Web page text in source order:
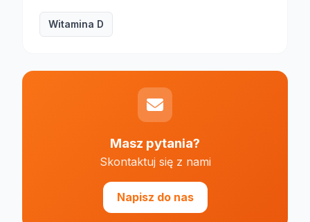
Witamina D
Masz pytania?
Skontaktuj się z nami
Napisz do nas